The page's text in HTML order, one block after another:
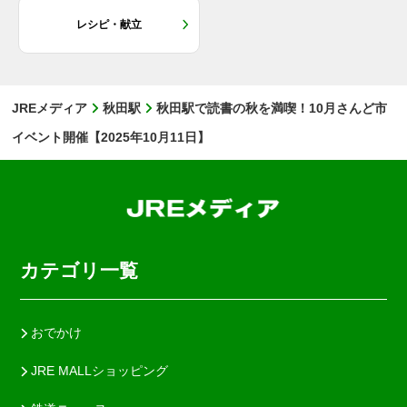
レシピ・献立
JREメディア 秋田駅
秋田駅で読書の秋を満喫！10月さんど市
イベント開催【2025年10月11日】
カテゴリ一覧
おでかけ
JRE MALLショッピング